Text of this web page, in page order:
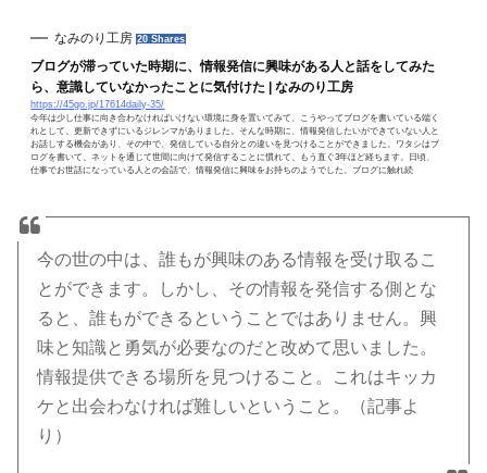
なみのり工房 20 Shares
ブログが滞っていた時期に、情報発信に興味がある人と話をしてみた
ら、意識していなかったことに気付けた | なみのり工房
https://45go.jp/17614daily-35/
今年は少し仕事に向き合わなければいけない環境に身を置いてみて、こうやってブログを書いている端く
れとして、更新できずにいるジレンマがありました。そんな時期に、情報発信したいができていない人と
お話しする機会があり、その中で、発信している自分との違いを見つけることができました。ワタシはブ
ログを書いて、ネットを通じて世間に向けて発信することに慣れて、もう直ぐ3年ほど経ちます。日頃、
仕事でお世話になっている人との会話で、情報発信に興味をお持ちのようでした。ブログに触れ続
今の世の中は、誰もが興味のある情報を受け取るこ
とができます。しかし、その情報を発信する側とな
ると、誰もができるということではありません。興
味と知識と勇気が必要なのだと改めて思いました。
情報提供できる場所を見つけること。これはキッカ
ケと出会わなければ難しいということ。（記事よ
り）